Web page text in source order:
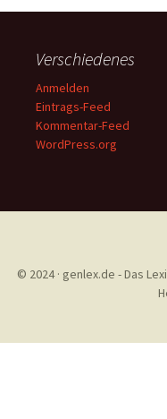
Verschiedenes
Anmelden
Eintrags-Feed
Kommentar-Feed
WordPress.org
© 2024 · genlex.de - Das